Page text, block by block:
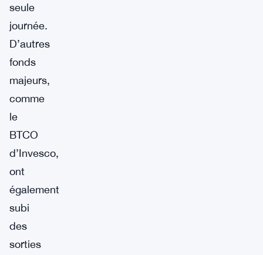
seule
journée.
D’autres
fonds
majeurs,
comme
le
BTCO
d’Invesco,
ont
également
subi
des
sorties